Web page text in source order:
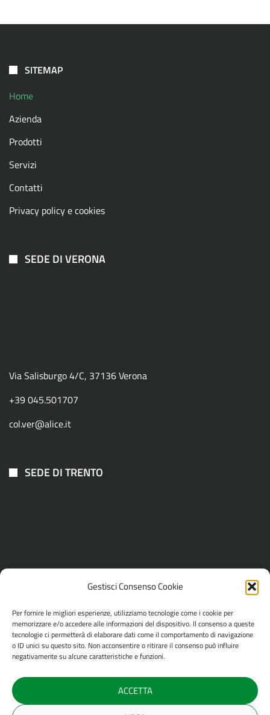
Gestisci Consenso Cookie
Per fornire le migliori esperienze, utilizziamo tecnologie come i cookie per
memorizzare e/o accedere alle informazioni del dispositivo. Il consenso a queste
tecnologie ci permetterà di elaborare dati come il comportamento di navigazione
o ID unici su questo sito. Non acconsentire o ritirare il consenso può influire
negativamente su alcune caratteristiche e funzioni.
ACCETTA
SITEMAP
Home
Azienda
Prodotti
Servizi
Contatti
Privacy policy e cookies
SEDE DI VERONA
Via Salisburgo 4/C, 37136 Verona
+39 045.501707
col.ver@alice.it
SEDE DI TRENTO
Via Maccani 201, 38121 Trento
+39 0461.913325
col.vertn@libero.it
Copyright © 2026 Colorificio Veronese s.r.l. | Tutti i diritti sono